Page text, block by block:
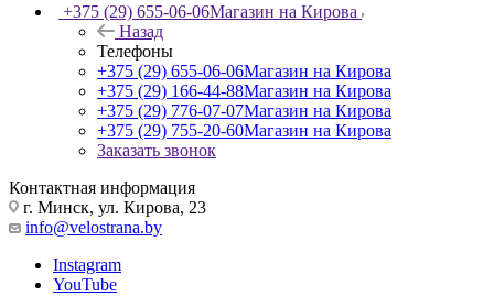
+375 (29) 655-06-06Магазин на Кирова
Назад
Телефоны
+375 (29) 655-06-06Магазин на Кирова
+375 (29) 166-44-88Магазин на Кирова
+375 (29) 776-07-07Магазин на Кирова
+375 (29) 755-20-60Магазин на Кирова
Заказать звонок
Контактная информация
г. Минск, ул. Кирова, 23
info@velostrana.by
Instagram
YouTube